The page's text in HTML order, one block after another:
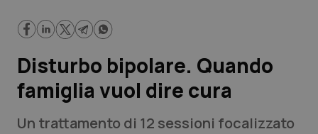
Lavoro e Professioni
Scienza e Farmaci
Disturbo bipolare. Quando
famiglia vuol dire cura
Un trattamento di 12 sessioni focalizzato